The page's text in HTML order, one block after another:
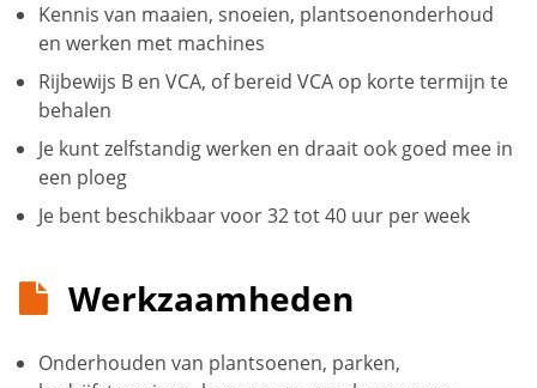
Kennis van maaien, snoeien, plantsoenonderhoud
en werken met machines
Rijbewijs B en VCA, of bereid VCA op korte termijn te
behalen
Je kunt zelfstandig werken en draait ook goed mee in
een ploeg
Je bent beschikbaar voor 32 tot 40 uur per week
Werkzaamheden
Onderhouden van plantsoenen, parken,